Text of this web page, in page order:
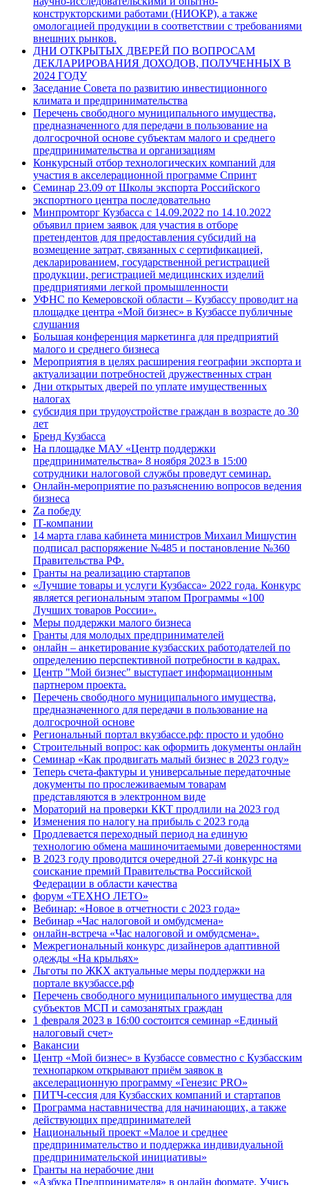
конструкторскими работами (НИОКР), а также
омологацией продукции в соответствии с требованиями
внешних рынков.
ДНИ ОТКРЫТЫХ ДВЕРЕЙ ПО ВОПРОСАМ
ДЕКЛАРИРОВАНИЯ ДОХОДОВ, ПОЛУЧЕННЫХ В
2024 ГОДУ
Заседание Совета по развитию инвестиционного
климата и предпринимательства
Перечень свободного муниципального имущества,
предназначенного для передачи в пользование на
долгосрочной основе субъектам малого и среднего
предпринимательства и организациям
Конкурсный отбор технологических компаний для
участия в акселерационной программе Спринт
Семинар 23.09 от Школы экспорта Российского
экспортного центра последовательно
Минпромторг Кузбасса с 14.09.2022 по 14.10.2022
объявил прием заявок для участия в отборе
претендентов для предоставления субсидий на
возмещение затрат, связанных с сертификацией,
декларированием, государственной регистрацией
продукции, регистрацией медицинских изделий
предприятиями легкой промышленности
УФНС по Кемеровской области – Кузбассу проводит на
площадке центра «Мой бизнес» в Кузбассе публичные
слушания
Большая конференция маркетинга для предприятий
малого и среднего бизнеса
Мероприятия в целях расширения географии экспорта и
актуализации потребностей дружественных стран
Дни открытых дверей по уплате имущественных
налогах
субсидия при трудоустройстве граждан в возрасте до 30
лет
Бренд Кузбасса
На площадке МАУ «Центр поддержки
предпринимательства» 8 ноября 2023 в 15:00
сотрудники налоговой службы проведут семинар.
Онлайн-мероприятие по разъяснению вопросов ведения
бизнеса
Za победу
IT-компании
14 марта глава кабинета министров Михаил Мишустин
подписал распоряжение №485 и постановление №360
Правительства РФ.
Гранты на реализацию стартапов
«Лучшие товары и услуги Кузбасса» 2022 года. Конкурс
является региональным этапом Программы «100
Лучших товаров России».
Меры поддержки малого бизнеса
Гранты для молодых предпринимателей
онлайн – анкетирование кузбасских работодателей по
определению перспективной потребности в кадрах.
Центр "Мой бизнес" выступает информационным
партнером проекта.
Перечень свободного муниципального имущества,
предназначенного для передачи в пользование на
долгосрочной основе
Региональный портал вкузбассе.рф: просто и удобно
Строительный вопрос: как оформить документы онлайн
Семинар «Как продвигать малый бизнес в 2023 году»
Теперь счета-фактуры и универсальные передаточные
документы по прослеживаемым товарам
представляются в электронном виде
Мораторий на проверки ККТ продлили на 2023 год
Изменения по налогу на прибыль с 2023 года
Продлевается переходный период на единую
технологию обмена машиночитаемыми доверенностями
В 2023 году проводится очередной 27-й конкурс на
соискание премий Правительства Российской
Федерации в области качества
форум «ТЕХНО ЛЕТО»
Вебинар: «Новое в отчетности с 2023 года»
Вебинар «Час налоговой и омбудсмена»
онлайн-встреча «Час налоговой и омбудсмена».
Межрегиональный конкурс дизайнеров адаптивной
одежды «На крыльях»
Льготы по ЖКХ актуальные меры поддержки на
портале вкузбассе.рф
Перечень свободного муниципального имущества для
субъектов МСП и самозанятых граждан
1 февраля 2023 в 16:00 состоится семинар «Единый
налоговый счет»
Вакансии
Центр «Мой бизнес» в Кузбассе совместно с Кузбасским
технопарком открывают приём заявок в
акселерационную программу «Генезис PRO»
ПИТЧ-сессия для Кузбасских компаний и стартапов
Программа наставничества для начинающих, а также
действующих предпринимателей
Национальный проект «Малое и среднее
предпринимательство и поддержка индивидуальной
предпринимательской инициативы»
Гранты на нерабочие дни
«Азбука Предпринимателя» в онлайн формате. Учись